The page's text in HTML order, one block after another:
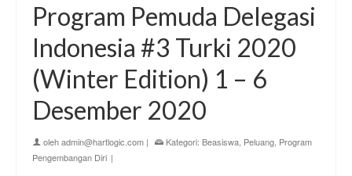
Program Pemuda Delegasi
Indonesia #3 Turki 2020
(Winter Edition)⁣ 1 – 6
Desember 2020⁣
olehadmin@hartlogic.com | Kategori: Beasiswa Peluang Program
Pengembangan Diri |